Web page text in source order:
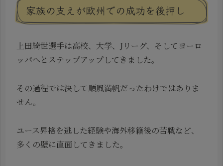
家族の支えが欧州での成功を後押し
上田綺世選手は高校、大学、Jリーグ、そしてヨーロ
ッパへとステップアップしてきました。
その過程では決して順風満帆だったわけではありま
せん。
ユース昇格を逃した経験や海外移籍後の苦戦など、
多くの壁に直面してきました。